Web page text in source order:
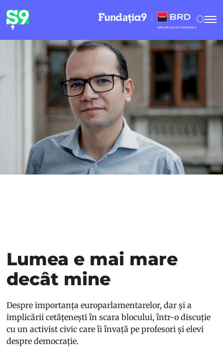
Lumea e mai mare
decât mine
Despre importanța europarlamentarelor, dar și a
implicării cetățenești în scara blocului, într-o discuție
cu un activist civic care îi învață pe profesori și elevi
despre democrație.